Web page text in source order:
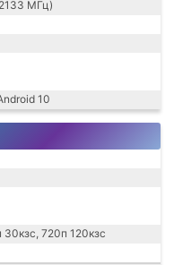
МГц)
10
720п 120кзс